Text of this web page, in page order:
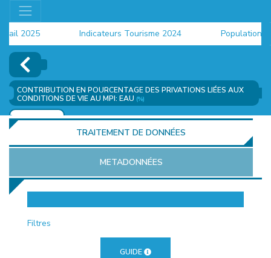
2025 Indicateurs Tourisme 2024 Population
CONTRIBUTION EN POURCENTAGE DES PRIVATIONS LIÉES AUX
CONDITIONS DE VIE AU MPI: EAU (%)
AJOUTER
TRAITEMENT DE DONNÉES
METADONNÉES
Filtres
GUIDE